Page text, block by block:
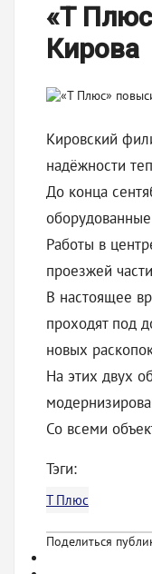
«Т
Кирова
Кировский
надёжности
До конца
Работы в
проезжей
В настоящее
проходят под
новых
На этих двух
Со всеми
Тэги:
Т Плюс
Поделиться